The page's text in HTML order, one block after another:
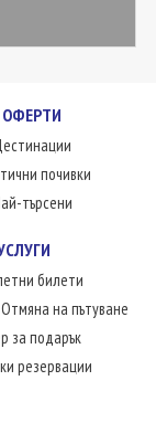
ОФЕРТИ
почивки
търсени
билети
на пътуване
за подарък
резервации